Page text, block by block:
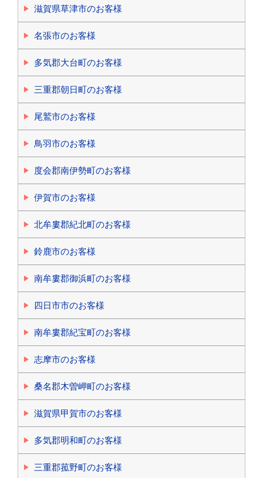
滋賀県草津市のお客様
名張市のお客様
多気郡大台町のお客様
三重郡朝日町のお客様
尾鷲市のお客様
鳥羽市のお客様
度会郡南伊勢町のお客様
伊賀市のお客様
北牟婁郡紀北町のお客様
鈴鹿市のお客様
南牟婁郡御浜町のお客様
四日市市のお客様
南牟婁郡紀宝町のお客様
志摩市のお客様
桑名郡木曽岬町のお客様
滋賀県甲賀市のお客様
多気郡明和町のお客様
三重郡菰野町のお客様